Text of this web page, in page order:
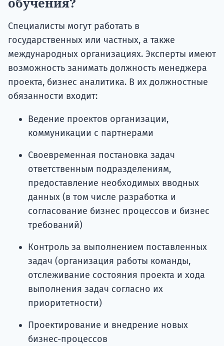
Специалисты могут работать в
государственных или частных, а также
международных организациях. Эксперты имеют
возможность занимать должность менеджера
проекта, бизнес аналитика. В их должностные
обязанности входит:
Ведение проектов организации,
коммуникации с партнерами
Своевременная постановка задач
ответственным подразделениям,
предоставление необходимых вводных
данных (в том числе разработка и
согласование бизнес процессов и бизнес
требований)
Контроль за выполнением поставленных
задач (организация работы команды,
отслеживание состояния проекта и хода
выполнения задач согласно их
приоритетности)
Проектирование и внедрение новых
бизнес-процессов